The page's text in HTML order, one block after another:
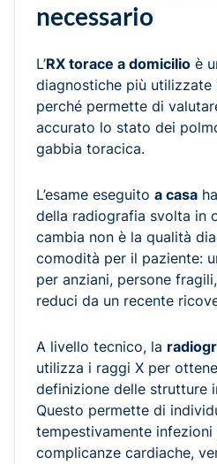
necessario
L’RX torace a domicilio è
diagnostiche più
perché permette di
accurato lo stato dei
gabbia toracica.
L’esame eseguito a casa
della radiografia svolta in
cambia non è la qualità
comodità per il paziente:
per anziani, persone
reduci da un recente
A livello tecnico, la
utilizza i raggi X per
definizione delle strutture
Questo permette di
tempestivamente infezioni
complicanze cardiache,